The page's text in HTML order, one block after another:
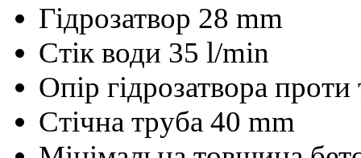
Гідрозатвор 28 mm
Стік води 35 l/min
Опір гідрозатвора
Стічна труба 40 mm